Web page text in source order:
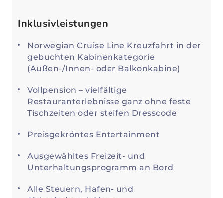
Inklusivleistungen
Norwegian Cruise Line Kreuzfahrt in der
gebuchten Kabinenkategorie
(Außen-/Innen- oder Balkonkabine)
Vollpension – vielfältige
Restauranterlebnisse ganz ohne feste
Tischzeiten oder steifen Dresscode
Preisgekröntes Entertainment
Ausgewähltes Freizeit- und
Unterhaltungsprogramm an Bord
Alle Steuern, Hafen- und